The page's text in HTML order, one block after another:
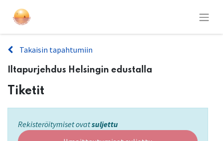
Takaisin tapahtumiin
Iltapurjehdus Helsingin edustalla
Tiketit
Rekisteröitymiset ovatsuljettu